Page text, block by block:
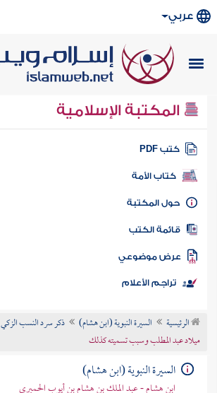
عربي
المكتبة الإسلامية
كتب PDF
كتاب الأمة
المكتبة
الكتب
موضوعي
تراجم الأعلام
الرئيسية السيرة النبوية (ابن هشام)
ذكر سرد النسب الزكي
ميلاد عبد المطلب وسبب تسميته كذلك
السيرة النبوية (ابن هشام)